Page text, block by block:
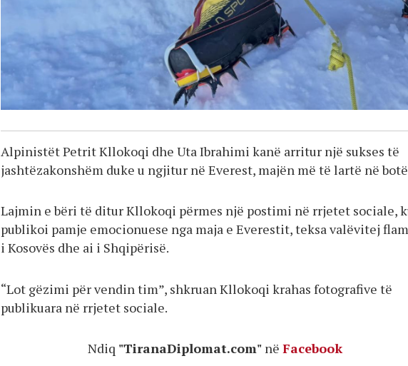
Alpinistët Petrit Kllokoqi dhe Uta Ibrahimi kanë arritur një sukses të
jashtëzakonshëm duke u ngjitur në Everest, majën më të lartë në
Lajmin e bëri të ditur Kllokoqi përmes një postimi në rrjetet sociale,
publikoi pamje emocionuese nga maja e Everestit, teksa valëvitej
i Kosovës dhe ai i Shqipërisë.
“Lot gëzimi për vendin tim”, shkruan Kllokoqi krahas fotografive të
publikuara në rrjetet sociale.
Ndiq "TiranaDiplomat.com" në Facebook